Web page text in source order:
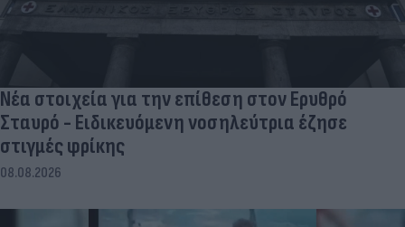
Νέα στοιχεία για την επίθεση στον Ερυθρό
Σταυρό - Ειδικευόμενη νοσηλεύτρια έζησε
στιγμές φρίκης
08.08.2026